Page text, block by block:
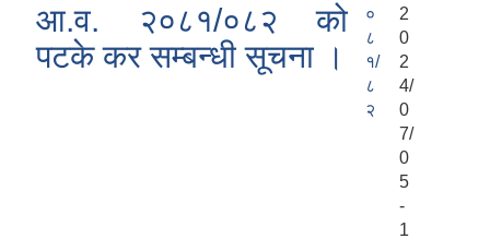
आ.व. २०८१/०८२ को
पटके कर सम्बन्धी सूचना ।
०
८
१/
८
२
2
0
2
4/
0
7/
0
5
-
1